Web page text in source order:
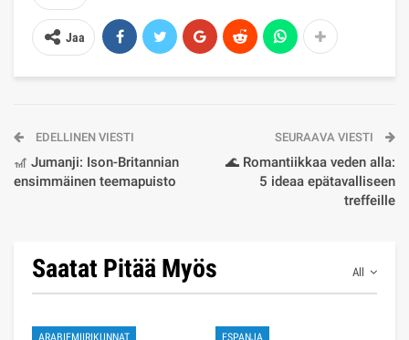
Jaa
EDELLINEN VIESTI
🎢 Jumanji: Ison-Britannian
ensimmäinen teemapuisto
SEURAAVA VIESTI
🌊 Romantiikkaa veden alla:
5 ideaa epätavalliseen
treffeille
All
Saatat Pitää Myös
ARABIEMIIRIKUNNAT ESPANJA